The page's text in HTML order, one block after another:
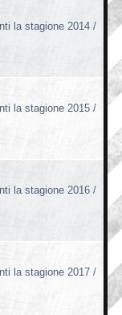
la stagione 2014 /
la stagione 2015 /
la stagione 2016 /
la stagione 2017 /